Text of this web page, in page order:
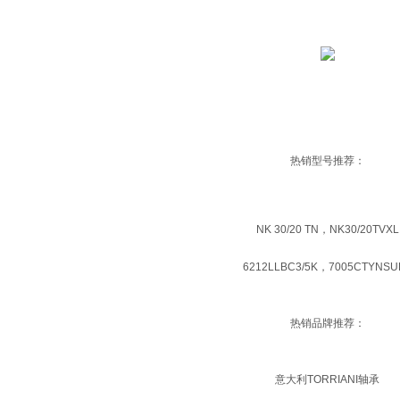
热销型号推荐：
NK 30/20 TN，NK30/20TVXL
6212LLBC3/5K，
热销品牌推荐：
意大利TORRIANI轴承